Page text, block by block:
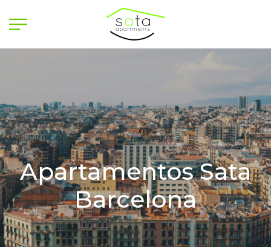
Apartamentos Sata
Barcelona